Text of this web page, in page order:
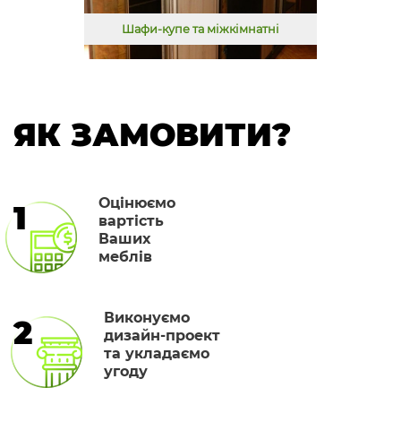
Шафи-купе та міжкімнатні
ЯК ЗАМОВИТИ?
1
Оцінюємо
вартість
Ваших
меблів
2
Виконуємо
дизайн-проект
та укладаємо
угоду